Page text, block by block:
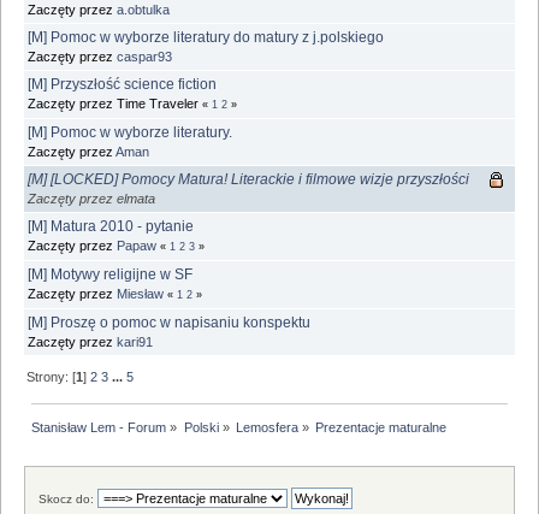
Zaczęty przez a.obtulka
[M] Pomoc w wyborze literatury do matury z j.polskiego
Zaczęty przez caspar93
[M] Przyszłość science fiction
Zaczęty przez Time Traveler « 1 2 »
[M] Pomoc w wyborze literatury.
Zaczęty przez Aman
[M] [LOCKED] Pomocy Matura! Literackie i filmowe wizje przyszłości
Zaczęty przez elmata
[M] Matura 2010 - pytanie
Zaczęty przez Papaw « 1 2 3 »
[M] Motywy religijne w SF
Zaczęty przez Miesław « 1 2 »
[M] Proszę o pomoc w napisaniu konspektu
Zaczęty przez kari91
Strony: [1]2 3 ...5
Stanisław Lem - Forum » Polski» Lemosfera» Prezentacje maturalne
Skocz do: